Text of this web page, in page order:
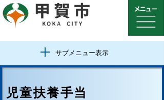
サブメニュー表示
児童扶養手当